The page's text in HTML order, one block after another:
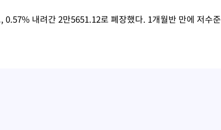
0.57% 내려간 2만5651.12로 폐장했다. 1개월반 만에 저수준